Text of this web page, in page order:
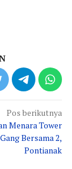
Pos berikutnya
Menara Tower
Bersama 2,
Pontianak